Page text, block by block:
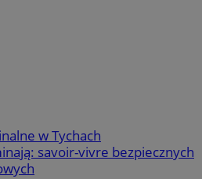
w Tychach
savoir-vivre bezpiecznych